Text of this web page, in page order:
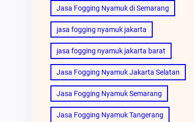
Jasa Fogging Nyamuk di Semarang
jasa fogging nyamuk jakarta
jasa fogging nyamuk jakarta barat
Jasa Fogging Nyamuk Jakarta Selatan
Jasa Fogging Nyamuk Semarang
Jasa Fogging Nyamuk Tangerang